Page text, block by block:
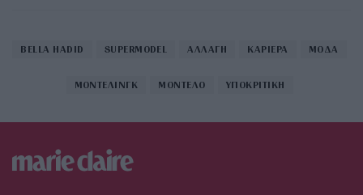
BELLA HADID SUPERMODEL ΑΛΛΑΓΗ ΚΑΡΙΕΡΑ ΜΟΔΑ
ΜΟΝΤΕΛΙΝΓΚ ΜΟΝΤΕΛΟ ΥΠΟΚΡΙΤΙΚΗ